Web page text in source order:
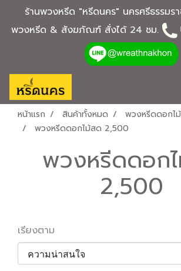
ร้านพวงหรีด "หรีดนคร" นครศรีธรรมร
พวงหรีด & สังฆภัณฑ์ สั่งได้ 24 ชม.
หน้าแรก สินค้าทั้งหมด
พวงหรีดดอกไ
พวงหรีดดอกไม้สด 2,500
พวงหรีดดอก
2,500
เรียงตาม